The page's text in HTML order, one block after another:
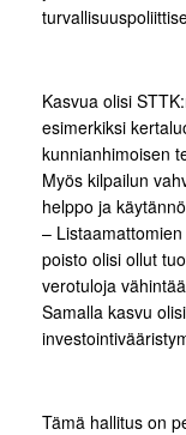
Kasvua olisi
esimerkiksi
kunnianhimoisen
Myös kilpailun
helppo ja
–
poisto olisi ollut
verotuloja
Samalla kasvu
Tämä hallitus on